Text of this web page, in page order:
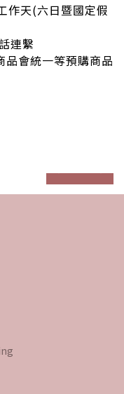
作天(六日暨國定假
連繫
品會統一等預購商品
prev next